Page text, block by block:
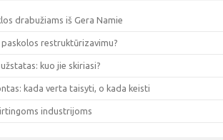
drabužiams iš Gera Namie
restruktūrizavimu?
kuo jie skiriasi?
kada verta taisyti, o kada keisti
industrijoms